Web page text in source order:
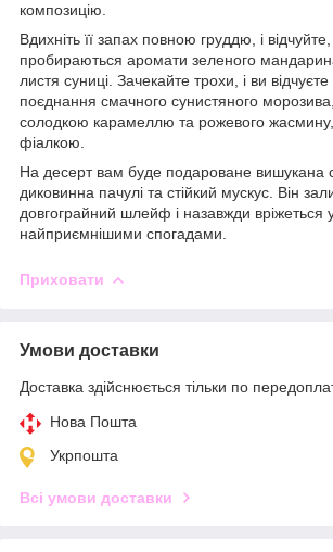
композицію.
Вдихніть її запах повною груддю, і
пробираються аромати зеленого
листя суниці. Зачекайте трохи, і ви
поєднання смачного сунистяного
солодкою карамеллю та рожевого
фіалкою.
На десерт вам буде подароване вишукана
диковинна пачулі та стійкий мускус. Він
довгограйний шлейф і назавжди вріжеться
найприємнішими спогадами.
Приховати
Умови доставки
Доставка здійснюється тільки по
Нова Пошта
Укрпошта
Всі умови доставки